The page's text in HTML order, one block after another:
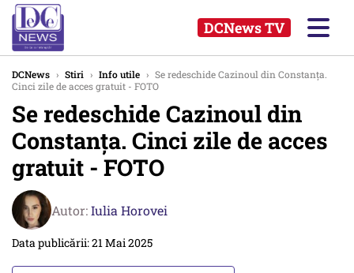
DCNews TV
DCNews › Stiri › Info utile › Se redeschide Cazinoul din Constanța.
Cinci zile de acces gratuit - FOTO
Se redeschide Cazinoul din
Constanța. Cinci zile de acces
gratuit - FOTO
Autor:Iulia Horovei
Data publicării: 21 Mai 2025